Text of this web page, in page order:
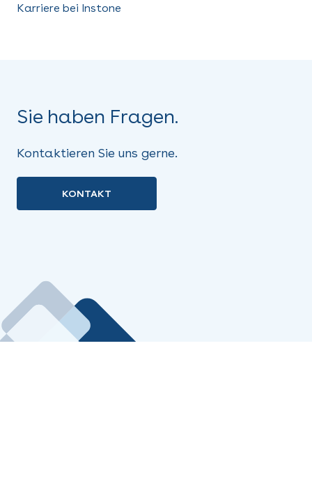
Karriere bei Instone
Sie haben Fragen.
Kontaktieren Sie uns gerne.
KONTAKT